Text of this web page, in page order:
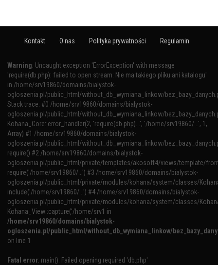
Kontakt O nas Polityka prywatności Regulamin
Warning: Uncaught exception 'ErrorException' with message
'require(db.php): failed to open stream: Nie ma takiego pliku ani katalogu'
in /home/srv19860/domains/bialystok-
ogloszenia.pl/public_html/without_db_wymiana_linkow/
Stack trace: #0 /home/srv19860/domains/bialystok-
ogloszenia.pl/public_html/without_db_wymiana_linkow/
Kohana_Core::error_handler(2, 'require(db.php)...', '/home/srv19860/...', 1,
Array) #1 /home/srv19860/domains/bialystok-
ogloszenia.pl/public_html/without_db_wymiana_linkow/
require() #2 /home/srv19860/domains/bialystok-
ogloszenia.pl/public_html/private/templates/akosoft4/views/template/
require('/home/srv19860/...') #3 /home/srv19860/domains/bialystok-
ogloszenia.pl/public_html/private/modules/kohana/system/classes/
include('/home/srv19860/...') #4 /home/srv19860/domains/bialystok-
ogloszenia.pl/public_html/private/modules/kohana/system/classes/
Kohana_View::capture('/home/srv1 in
/home/srv19860/domains/bialystok-
ogloszenia.pl/public_html/without_db_wymiana_linkow/
on line 1
Fatal error: main(): Failed opening required 'db.php'